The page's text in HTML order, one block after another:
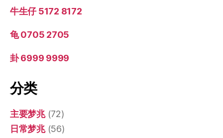
牛生仔 5172 8172
龟 0705 2705
卦 6999 9999
分类
主要梦兆(72)
日常梦兆(56)